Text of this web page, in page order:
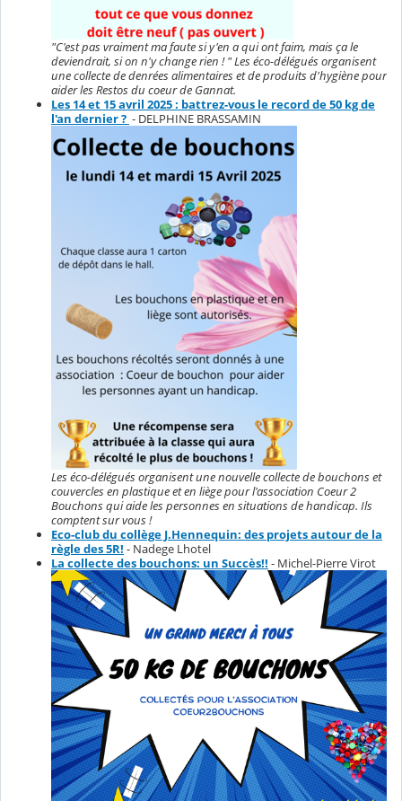
"C'est pas vraiment ma faute si y'en a qui ont faim, mais ça le
deviendrait, si on n'y change rien ! " Les éco-délégués organisent
une collecte de denrées alimentaires et de produits d'hygiène pour
aider les Restos du coeur de Gannat.
Les 14 et 15 avril 2025 : battrez-vous le record de 50 kg de
l'an dernier ? - DELPHINE BRASSAMIN
Les éco-délégués organisent une nouvelle collecte de bouchons et
couvercles en plastique et en liège pour l'association Coeur 2
Bouchons qui aide les personnes en situations de handicap. Ils
comptent sur vous !
Eco-club du collège J.Hennequin: des projets autour de la
règle des 5R! - Nadege Lhotel
La collecte des bouchons: un Succès!! - Michel-Pierre Virot